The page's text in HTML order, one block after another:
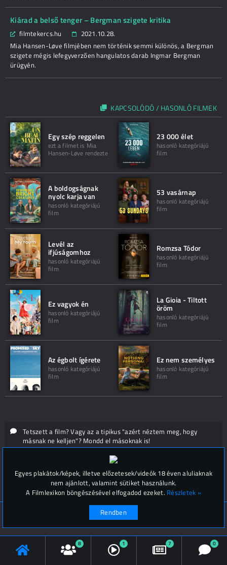
Kiárad a belső tenger – Bergman szigete kritika
filmtekercs.hu
2021.10.28.
Mia Hansen-Løve filmjében nem történik semmi különös, a Bergman
szigete mégis lefegyverzően hangulatos darab Ingmar Bergman
ürügyén.
KAPCSOLÓDÓ / HASONLÓ FILMEK
Egy szép reggelen
ezt a filmet is Mia
Hansen-Løve rendezte
23 000 élet
hasonló kategóriájú
film
A boldogságnak
nyolc karja van
hasonló kategóriájú
film
53 vasárnap
hasonló kategóriájú
film
Levél az
ifjúságomhoz
hasonló kategóriájú
film
Romzsa Tódor
hasonló kategóriájú
film
Ez vagyok én
hasonló kategóriájú
film
La Gioia - Tiltott
öröm
hasonló kategóriájú
film
Az égbolt ígérete
hasonló kategóriájú
film
Ez nem személyes
hasonló kategóriájú
film
Tetszett a film? Vagy az a tipikus "azért néztem meg, hogy
másnak ne kelljen"? Mondd el másoknak is!
Hozzászólások (
8 1 7 0
© Filmlexikon 2019-2026
Kapcsolat, impresszum
Egyes plakátok/képek, illetve előzetesek/videók 18 éven aluliaknak
nem ajánlott, valamint sütiket használunk.
A Filmlexikon böngészésével elfogadod ezeket. Részletek »
Rendben